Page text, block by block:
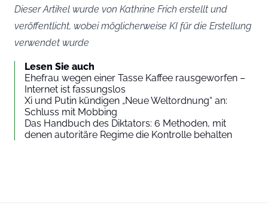
Dieser Artikel wurde von Kathrine Frich erstellt und
veröffentlicht, wobei möglicherweise KI für die Erstellung
verwendet wurde
Lesen Sie auch
Ehefrau wegen einer Tasse Kaffee rausgeworfen –
Internet ist fassungslos
Xi und Putin kündigen „Neue Weltordnung“ an:
Schluss mit Mobbing
Das Handbuch des Diktators: 6 Methoden, mit
denen autoritäre Regime die Kontrolle behalten